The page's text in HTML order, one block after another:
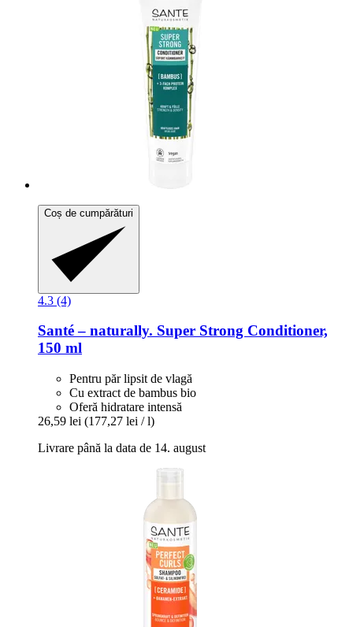
Coș de cumpărături
4.3 (4)
Santé – naturally. Super Strong Conditioner,
150 ml
Pentru păr lipsit de vlagă
Cu extract de bambus bio
Oferă hidratare intensă
26,59 lei (177,27 lei / l)
Livrare până la data de 14. august